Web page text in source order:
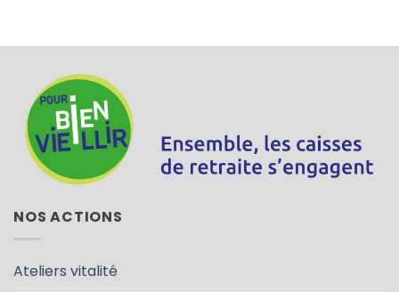
NOS ACTIONS
Ateliers vitalité